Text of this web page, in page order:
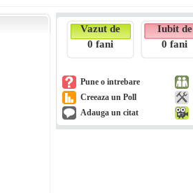
Vazut de
0 fani
Iubit de
0 fani
Pune o intrebare
Creeaza un Poll
Adauga un citat